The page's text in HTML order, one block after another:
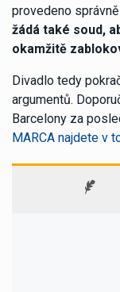
provedeno
žádá také soud,
okamžitě
Divadlo tedy
argumentů.
Barcelony za
MARCA najdete v